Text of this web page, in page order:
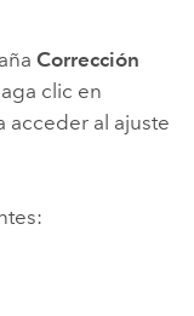
Corrección
clic en
acceder al ajuste